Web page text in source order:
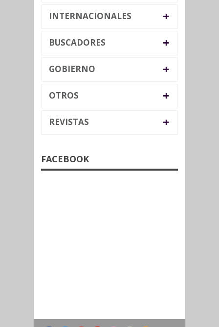
INTERNACIONALES +
BUSCADORES +
GOBIERNO +
OTROS +
REVISTAS +
FACEBOOK